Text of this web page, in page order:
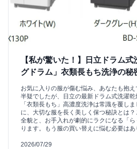
【私が驚いた！】日立ドラム
グドラム」衣類長もち洗浄の秘
お気に入りの服が傷む悩み、あなたも抱
半疑でしたが、日立の最新ドラム式洗濯
「衣類長もち」高濃度洗浄は常識を覆し
に、大切な服を長く美しく保つ秘訣とは
全貌と、お手入れが劇的にラクになる「
ります。もう服の買い替えに悩む必要はあ
2026/07/29